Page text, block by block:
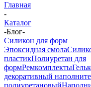
Главная
-
Каталог
-Блог-
Силикон для форм
Эпоксидная смола
пластикПолиуретан для
формРемкомплекты
декоративный
полиуретановый